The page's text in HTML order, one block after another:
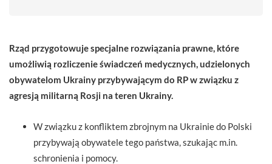
Rząd przygotowuje specjalne rozwiązania prawne, które
umożliwią rozliczenie świadczeń medycznych, udzielonych
obywatelom Ukrainy przybywającym do RP w związku z
agresją militarną Rosji na teren Ukrainy.
W związku z konfliktem zbrojnym na Ukrainie do Polski
przybywają obywatele tego państwa, szukając m.in.
schronienia i pomocy.